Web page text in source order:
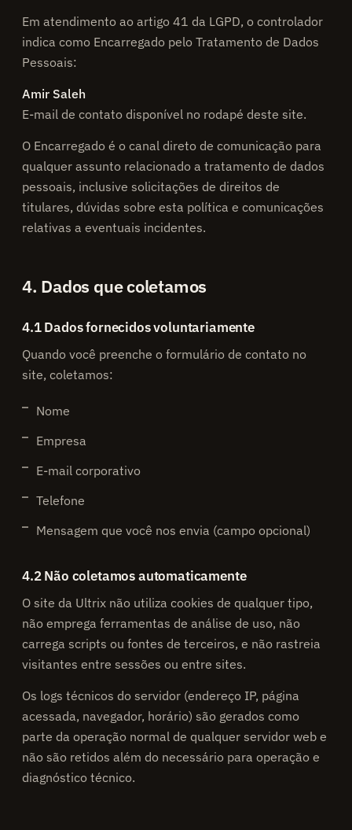
Em atendimento ao artigo 41 da LGPD, o controlador
indica como Encarregado pelo Tratamento de Dados
Pessoais:
Amir Saleh
E-mail de contato disponível no rodapé deste site.
O Encarregado é o canal direto de comunicação para
qualquer assunto relacionado a tratamento de dados
pessoais, inclusive solicitações de direitos de
titulares, dúvidas sobre esta política e comunicações
relativas a eventuais incidentes.
4. Dados que coletamos
4.1 Dados fornecidos voluntariamente
Quando você preenche o formulário de contato no
site, coletamos:
Nome
Empresa
E-mail corporativo
Telefone
Mensagem que você nos envia (campo opcional)
4.2 Não coletamos automaticamente
O site da Ultrix não utiliza cookies de qualquer tipo,
não emprega ferramentas de análise de uso, não
carrega scripts ou fontes de terceiros, e não rastreia
visitantes entre sessões ou entre sites.
Os logs técnicos do servidor (endereço IP, página
acessada, navegador, horário) são gerados como
parte da operação normal de qualquer servidor web e
não são retidos além do necessário para operação e
diagnóstico técnico.